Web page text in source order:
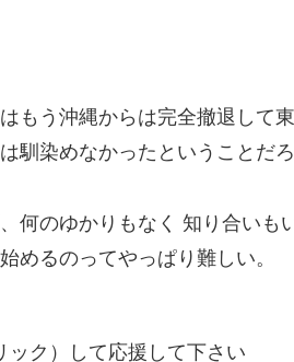
もう沖縄からは完全撤退して
馴染めなかったということだろ
何のゆかりもなく 知り合いも
めるのってやっぱり難しい。
ック）して応援して下さい